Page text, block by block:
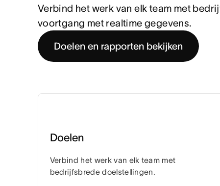
Verbind het werk van elk team met
voortgang met realtime gegevens.
Doelen en rapporten bekijken
Doelen
Verbind het werk van elk team met
bedrijfsbrede doelstellingen.